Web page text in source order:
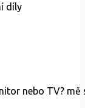
díly
nebo TV?